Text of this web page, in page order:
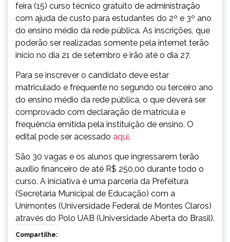
feira (15) curso técnico gratuito de administração
com ajuda de custo para estudantes do 2º e 3º ano
do ensino médio da rede pública. As inscrições, que
poderão ser realizadas somente pela internet terão
início no dia 21 de setembro e irão até o dia 27.
Para se inscrever o candidato deve estar
matriculado e frequente no segundo ou terceiro ano
do ensino médio da rede pública, o que deverá ser
comprovado com declaração de matricula e
frequência emitida pela instituição de ensino. O
edital pode ser acessado aqui.
São 30 vagas e os alunos que ingressarem terão
auxílio financeiro de até R$ 250,00 durante todo o
curso. A iniciativa é uma parceria da Prefeitura
(Secretaria Municipal de Educação) com a
Unimontes (Universidade Federal de Montes Claros)
através do Polo UAB (Universidade Aberta do Brasil).
Compartilhe: